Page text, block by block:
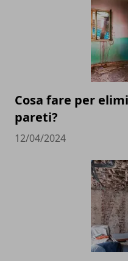
Cosa fare per
pareti?
12/04/2024